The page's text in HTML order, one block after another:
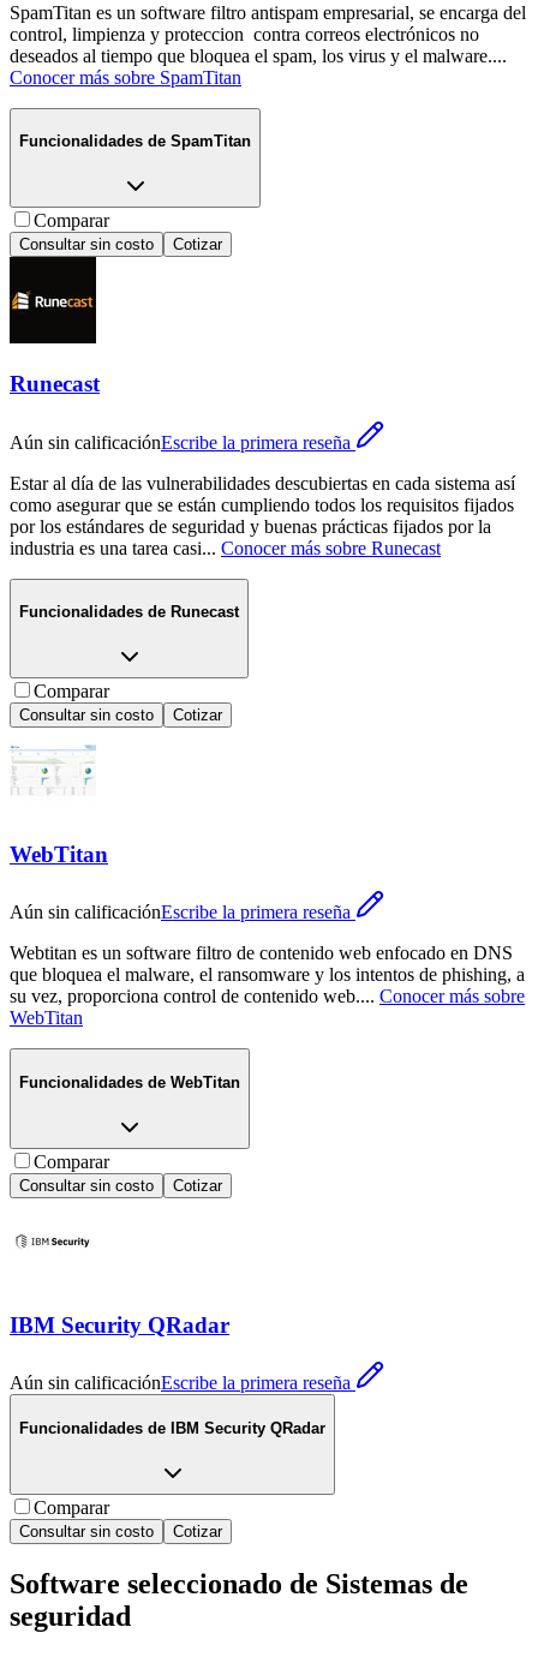
SpamTitan es un software filtro antispam empresarial, se encarga del
control, limpienza y proteccion contra correos electrónicos no
deseados al tiempo que bloquea el spam, los virus y el malware....
Conocer más sobre SpamTitan
Funcionalidades de SpamTitan
Comparar
Consultar sin costo Cotizar
Runecast
Aún sin calificaciónEscribe la primera reseña
Estar al día de las vulnerabilidades descubiertas en cada sistema así
como asegurar que se están cumpliendo todos los requisitos fijados
por los estándares de seguridad y buenas prácticas fijados por la
industria es una tarea casi... Conocer más sobre Runecast
Funcionalidades de Runecast
Comparar
Consultar sin costo Cotizar
WebTitan
Aún sin calificaciónEscribe la primera reseña
Webtitan es un software filtro de contenido web enfocado en DNS
que bloquea el malware, el ransomware y los intentos de phishing, a
su vez, proporciona control de contenido web.... Conocer más sobre
WebTitan
Funcionalidades de WebTitan
Comparar
Consultar sin costo Cotizar
IBM Security QRadar
Aún sin calificaciónEscribe la primera reseña
Funcionalidades de IBM Security QRadar
Comparar
Consultar sin costo Cotizar
Software seleccionado de Sistemas de
seguridad